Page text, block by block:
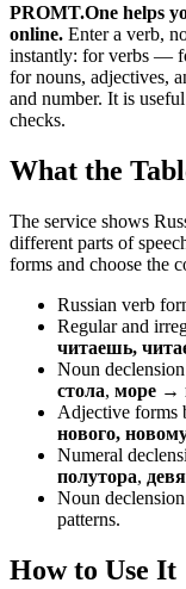
PROMT.One helps
online. Enter a verb,
instantly: for verbs —
for nouns, adjectives,
and number. It is
checks.
What the
The service shows
different parts of
forms and choose the
Russian verb
Regular and
читаешь,
Noun
стола, море →
Adjective forms
нового,
Numeral
полутора,
Noun
patterns.
How to Use It